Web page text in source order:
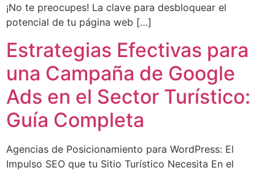
¡No te preocupes! La clave para desbloquear el
potencial de tu página web […]
Estrategias Efectivas para
una Campaña de Google
Ads en el Sector Turístico:
Guía Completa
Agencias de Posicionamiento para WordPress: El
Impulso SEO que tu Sitio Turístico Necesita En el